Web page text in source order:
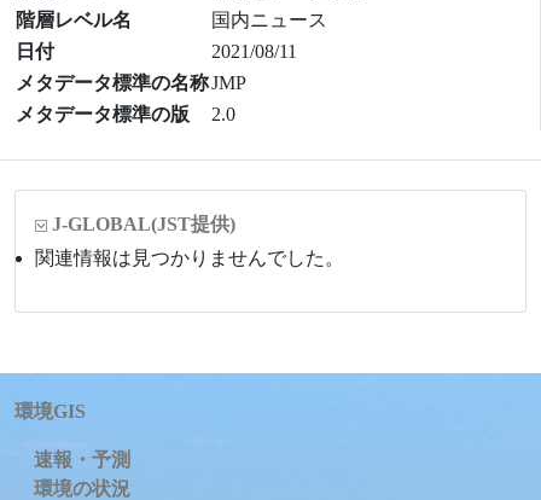
階層レベル名
国内ニュース
日付
2021/08/11
メタデータ標準の名称JMP
メタデータ標準の版
2.0
J-GLOBAL(JST提供)
関連情報は見つかりませんでした。
環境GIS
速報・予測
環境の状況